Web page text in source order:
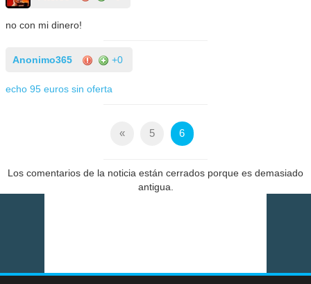
no con mi dinero!
Anonimo365 +0
echo 95 euros sin oferta
« 5 6
Los comentarios de la noticia están cerrados porque es demasiado
antigua.